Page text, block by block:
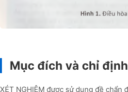
Mục đích và chỉ
XÉT NGHIỆM được sử dụng đề chẩn